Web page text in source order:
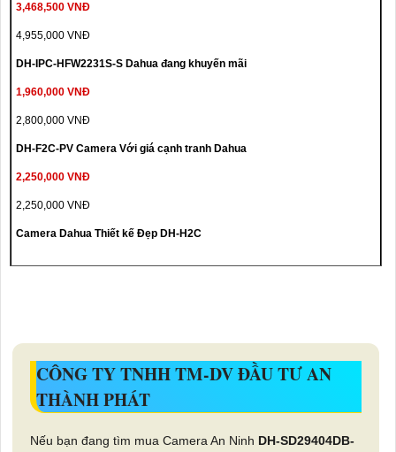
3,468,500 VNĐ
4,955,000 VNĐ
DH-IPC-HFW2231S-S Dahua đang khuyến mãi
1,960,000 VNĐ
2,800,000 VNĐ
DH-F2C-PV Camera Với giá cạnh tranh Dahua
2,250,000 VNĐ
2,250,000 VNĐ
Camera Dahua Thiết kế Đẹp DH-H2C
CÔNG TY TNHH TM-DV ĐẦU TƯ AN
THÀNH PHÁT
Nếu bạn đang tìm mua Camera An Ninh DH-SD29404DB-